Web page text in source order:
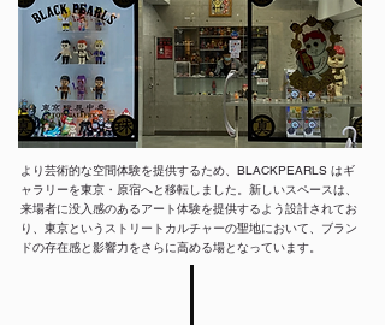
より芸術的な空間体験を提供するため、BLACKPEARLS はギ
ャラリーを東京・原宿へと移転しました。新しいスペースは、
来場者に没入感のあるアート体験を提供するよう設計されてお
り、東京というストリートカルチャーの聖地において、ブラン
ドの存在感と影響力をさらに高める場となっています。